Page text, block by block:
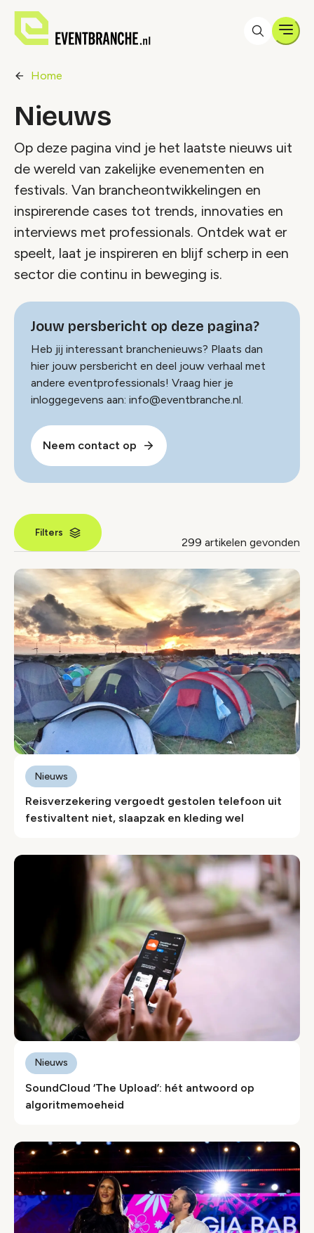
Home
Nieuws
Op deze pagina vind je het laatste nieuws uit
de wereld van zakelijke evenementen en
festivals. Van brancheontwikkelingen en
inspirerende cases tot trends, innovaties en
interviews met professionals. Ontdek wat er
speelt, laat je inspireren en blijf scherp in een
sector die continu in beweging is.
Jouw persbericht op deze pagina?
Heb jij interessant branchenieuws? Plaats dan
hier jouw persbericht en deel jouw verhaal met
andere eventprofessionals! Vraag hier je
inloggegevens aan: info@eventbranche.nl.
Neem contact op
Filters
299 artikelen gevonden
Nieuws index
Reisverzekering vergoedt gestolen telefoon uit
festivaltent niet, slaapzak en kleding wel
Nieuws
SoundCloud ‘The Upload’: hét antwoord op
algoritmemoeheid
Nieuws